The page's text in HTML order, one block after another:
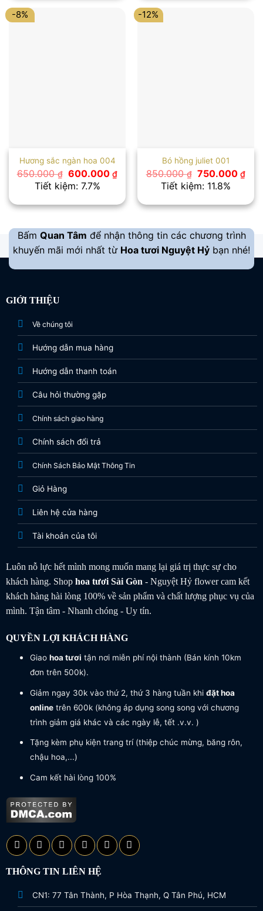
-8%
Hương sắc ngàn hoa 004
650.000₫ Giá
gốc
là:
600.000₫Giá
là:
600.000 ₫.
Tiết kiệm: 7.7%
-12%
Bó hồng juliet 001
850.000₫ Giá
gốc
là:
750.000₫Giá
là:
Tiết kiệm: 11.8%
Bấm Quan Tâm để nhận thông tin các chương trình
khuyến mãi mới nhất từ Hoa tươi Nguyệt Hỷ bạn nhé!
GIỚI THIỆU
Về chúng tôi
Hướng dẫn mua hàng
Hướng dẫn thanh toán
Câu hỏi thường gặp
Chính sách giao hàng
Chính sách đổi trả
Chính Sách Bảo Mật Thông Tin
Giỏ Hàng
Liên hệ cửa hàng
Tài khoản của tôi
Luôn nỗ lực hết mình mong muốn mang lại giá trị thực sự cho
khách hàng. Shop hoa tươiSài Gòn- Nguyệt Hỷ flower cam kết
khách hàng hài lòng 100% về sản phẩm và chất lượng phục vụ của
mình. Tận tâm - Nhanh chóng - Uy tín.
QUYỀN LỢI KHÁCH HÀNG
Giao hoa tươi tận nơi miễn phí nội thành (Bán kính 10km
đơn trên 500k).
Giảm ngay 30k vào thứ 2, thứ 3 hàng tuần khi đặt hoa
onlinetrên 600k (không áp dụng song song với chương
trình giảm giá khác và các ngày lễ, tết .v.v. )
Tặng kèm phụ kiện trang trí (thiệp chúc mừng, băng rôn,
chậu hoa,...)
Cam kết hài lòng 100%
THÔNG TIN LIÊN HỆ
CN1: 77 Tân Thành, P Hòa Thạnh, Q Tân Phú, HCM